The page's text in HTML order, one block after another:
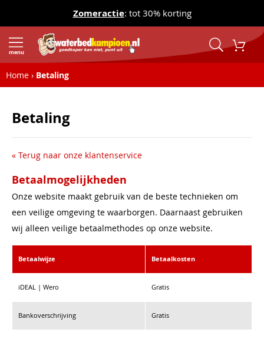
Zomeractie: tot 30% korting
menu
Home Betaling
Betaling
« Terug naar onze klantenservice
Betaalmogelijkheden
Onze website maakt gebruik van de beste technieken om
een veilige omgeving te waarborgen. Daarnaast gebruiken
wij alleen veilige betaalmethodes op onze website.
Betaalwijze Betaalkosten
iDEAL | Wero Gratis
Bankoverschrijving Gratis